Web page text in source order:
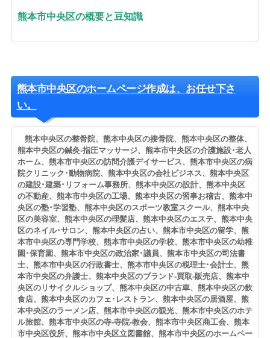
熊本市中央区の概要と豆知識
熊本市中央区のホームページ作成は、お任せ下さ
い。
熊本中央区の整骨院、熊本中央区の接骨院、熊本中央区の整体、
熊本中央区の鍼灸-指圧マッサージ、熊本市中央区の介護施設･老人
ホーム、熊本市中央区の訪問介護デイサービス、熊本市中央区の病
院クリニック･動物病院、熊本中央区の会社ビジネス、熊本中央区
の建設･建築･リフォーム事務所、熊本中央区の設計、熊本中央区
の不動産、熊本市中央区の工場、熊本中央区の習事お稽古、熊本中
央区の塾･学習塾、熊本中央区のスポーツ教室スクール、熊本中央
区の美容室、熊本中央区の理髪店、熊本中央区のエステ、熊本中央
区のネイル･サロン、熊本中央区の占い、熊本市中央区の留学、熊
本市中央区の専門学校、熊本市中央区の学校、熊本市中央区の幼稚
園･保育園、熊本市中央区の政治家･議員、熊本市中央区の司法書
士、熊本市中央区の行政書士、熊本市中央区の税理士･会計士、熊
本市中央区の弁護士、熊本中央区のブランド-買取-販売店、熊本中
央区のリサイクルショップ、熊本中央区の中古車、熊本中央区の飲
食店、熊本中央区のカフェ･レストラン、熊本中央区の居酒屋、熊
本中央区のラーメン店、熊本市中央区の観光、熊本市中央区のホテ
ル旅館、熊本市中央区の寺-寺院-教会、熊本市中央区商工会、熊本
市中央区役所、熊本市中央区立図書館、熊本市中央区のホームペー